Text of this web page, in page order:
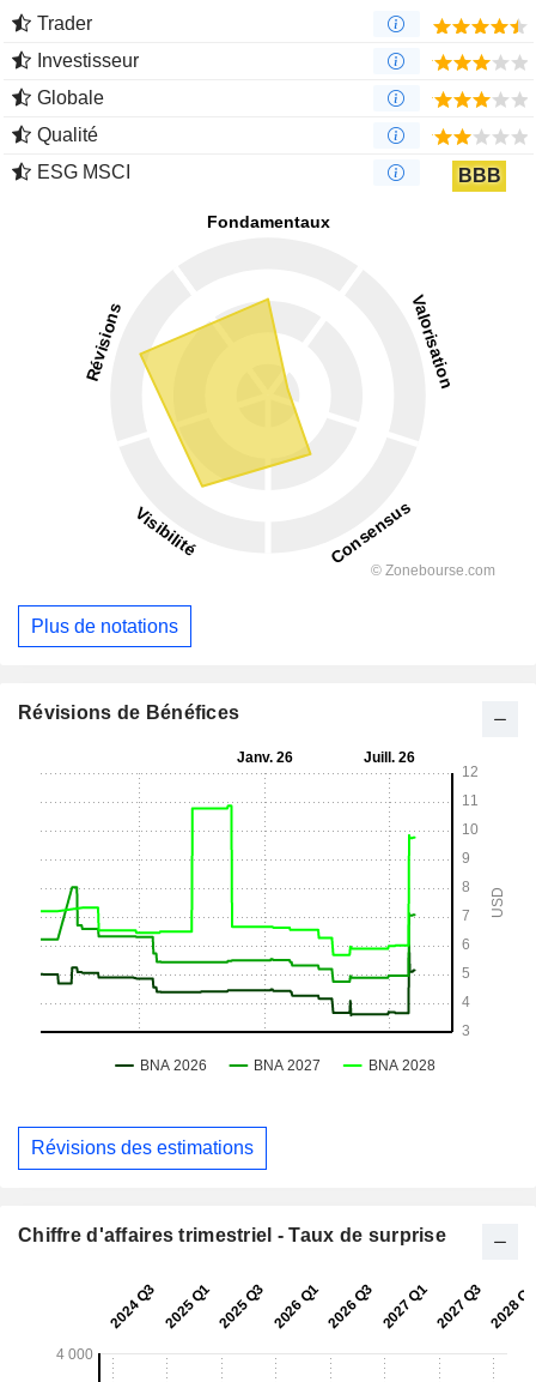
Trader
Investisseur
Globale
Qualité
ESG MSCI
BBB
Plus de notations
Révisions de Bénéfices
Révisions des estimations
Chiffre d'affaires trimestriel - Taux de surprise